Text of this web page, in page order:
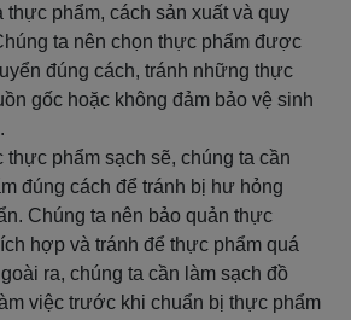
thực phẩm, cách sản xuất và quy
ta nên chọn thực phẩm được
đúng cách, tránh những thực
gốc hoặc không đảm bảo vệ sinh
phẩm sạch sẽ, chúng ta cần
đúng cách để tránh bị hư hỏng
Chúng ta nên bảo quản thực
hợp và tránh để thực phẩm quá
ra, chúng ta cần làm sạch đồ
việc trước khi chuẩn bị thực phẩm